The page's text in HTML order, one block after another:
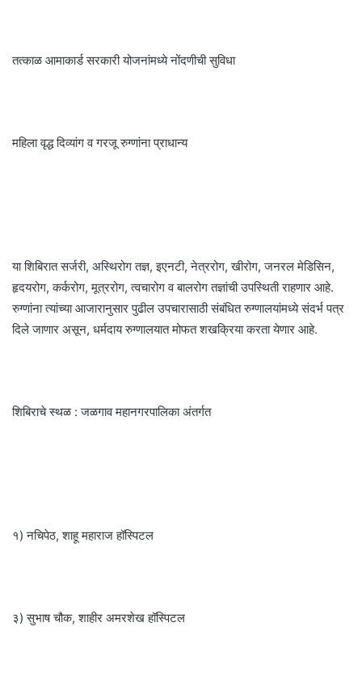
तत्काळ आमाकार्ड सरकारी योजनांमध्ये नोंदणीची सुविधा
महिला वृद्ध दिव्यांग व गरजू रुग्णांना प्राधान्य
या शिबिरात सर्जरी, अस्थिरोग तज्ञ, इएनटी, नेत्ररोग, खीरोग, जनरल मेडिसिन,
हृदयरोग, कर्करोग, मूत्ररोग, त्वचारोग व बालरोग तज्ञांची उपस्थिती राहणार आहे.
रुग्णांना त्यांच्या आजारानुसार पुढील उपचारासाठी संबंधित रुग्णालयांमध्ये संदर्भ पत्र
दिले जाणार असून, धर्मदाय रुग्णालयात मोफत शखक्रिया करता येणार आहे.
शिबिराचे स्थळ : जळगाव महानगरपालिका अंतर्गत
१) नचिपेठ, शाहू महाराज हॉस्पिटल
३) सुभाष चौक, शाहीर अमरशेख हॉस्पिटल